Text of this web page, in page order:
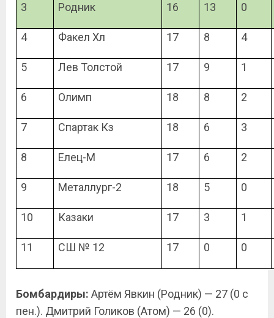
3 Родник 16 13 0
4 Факел Хл 17 8 4
5 Лев Толстой 17 9 1
6 Олимп 18 8 2
7 Спартак Кз 18 6 3
8 Елец-М 17 6 2
9 Металлург-2 18 5 0
10 Казаки 17 3 1
11 СШ № 12 17 0 0
Бомбардиры: Артём Явкин (Родник) — 27 (0 с
пен.). Дмитрий Голиков (Атом) — 26 (0).